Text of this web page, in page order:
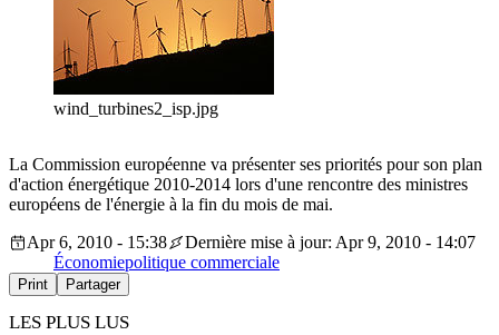
wind_turbines2_isp.jpg
La Commission européenne va présenter ses priorités pour son plan
d'action énergétique 2010-2014 lors d'une rencontre des ministres
européens de l'énergie à la fin du mois de mai.
Apr 6, 2010 - 15:38
Dernière mise à jour: Apr 9, 2010 - 14:07
Économiepolitique commerciale
Print Partager
LES PLUS LUS